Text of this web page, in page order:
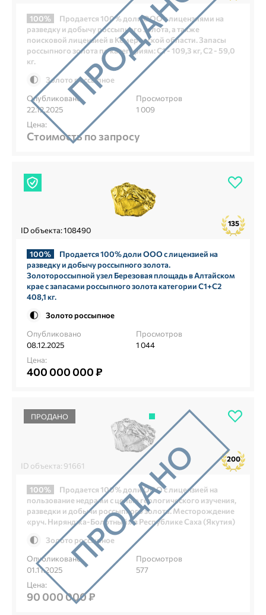
100%
Продается 100% доли ООО с лицензиями на
разведку и добычу россыпного золота, а также
поисковой лицензией в Кемеровской области. Запасы
россыпного золота по категориям: С1 - 109,3 кг, С2 - 59,0
кг.
Золото россыпное
Опубликовано
22.12.2025
Просмотров
1 009
Цена:
Стоимость по запросу
ID объекта: 108490
135
100%
Продается 100% доли ООО с лицензией на
разведку и добычу россыпного золота.
Золотороссыпной узел Березовая площадь в Алтайском
крае с запасами россыпного золота категории С1+С2
408,1 кг.
Золото россыпное
Опубликовано
08.12.2025
Просмотров
1 044
Цена:
400 000 000 ₽
ПРОДАНО
ID объекта: 91661
200
100%
Продается 100% доли ООО с лицензией на
пользование недрами с целью геологического изучения,
разведки и добычи россыпного золота. Месторождение
«руч. Нирянджа‑Болотный» в Республике Саха (Якутия)
Золото россыпное
Опубликовано
01.11.2025
Просмотров
577
Цена:
90 000 000 ₽